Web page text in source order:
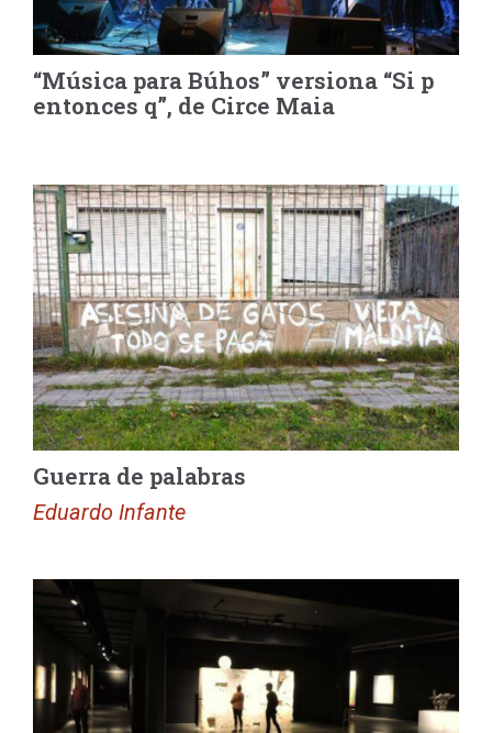
“Música para Búhos” versiona “Si p
entonces q”, de Circe Maia
Guerra de palabras
Eduardo Infante